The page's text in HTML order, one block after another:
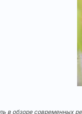
в обзоре современных